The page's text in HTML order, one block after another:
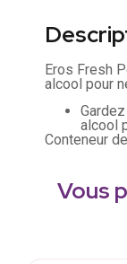
Eros Fresh
alcool pour
alcool
Conteneur
Vous